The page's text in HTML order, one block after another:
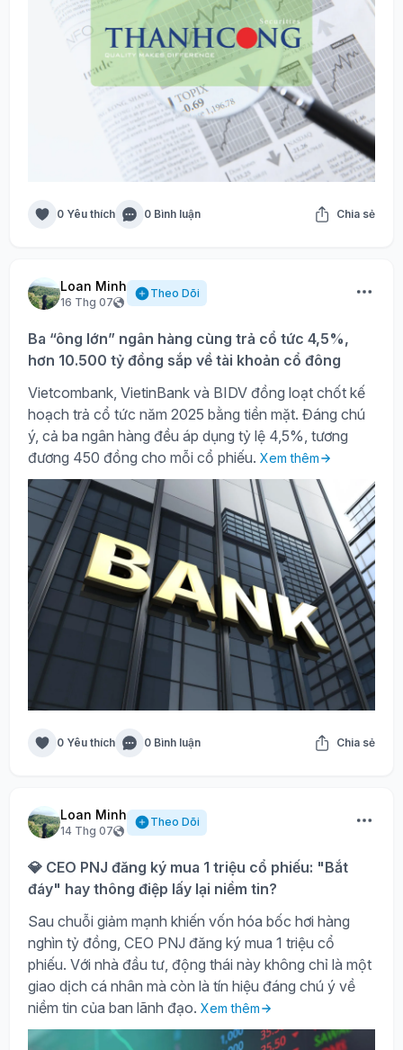
0 Yêu thích 0 Bình luận Chia sẻ
Loan Minh
16 Thg 07
Theo Dõi
Ba “ông lớn” ngân hàng cùng trả cổ tức 4,5%,
hơn 10.500 tỷ đồng sắp về tài khoản cổ đông
Vietcombank, VietinBank và BIDV đồng loạt chốt kế
hoạch trả cổ tức năm 2025 bằng tiền mặt. Đáng chú
ý, cả ba ngân hàng đều áp dụng tỷ lệ 4,5%, tương
đương 450 đồng cho mỗi cổ phiếu. Xem thêm
0 Yêu thích 0 Bình luận Chia sẻ
Loan Minh
14 Thg 07
Theo Dõi
💎 CEO PNJ đăng ký mua 1 triệu cổ phiếu: "Bắt
đáy" hay thông điệp lấy lại niềm tin?
Sau chuỗi giảm mạnh khiến vốn hóa bốc hơi hàng
nghìn tỷ đồng, CEO PNJ đăng ký mua 1 triệu cổ
phiếu. Với nhà đầu tư, động thái này không chỉ là một
giao dịch cá nhân mà còn là tín hiệu đáng chú ý về
niềm tin của ban lãnh đạo. Xem thêm